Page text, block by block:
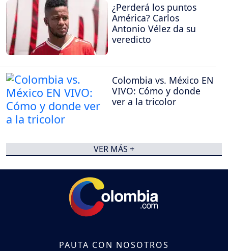
¿Perderá los puntos
América? Carlos
Antonio Vélez da su
veredicto
Colombia vs. México EN
VIVO: Cómo y donde
ver a la tricolor
VER MÁS +
PAUTA CON NOSOTROS